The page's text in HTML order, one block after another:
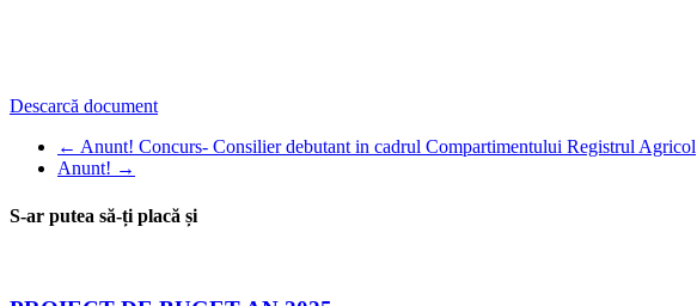
Descarcă document
← Anunt! Concurs- Consilier debutant in cadrul Compartimentului Registrul Agricol
Anunt! →
S-ar putea să-ți placă și